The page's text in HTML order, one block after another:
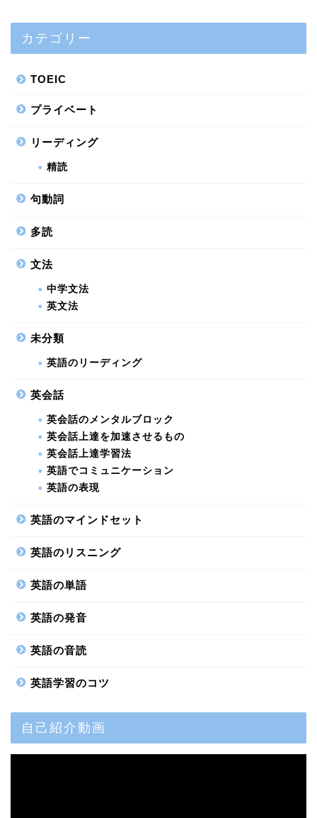
カテゴリー
TOEIC
プライベート
リーディング
精読
句動詞
多読
文法
中学文法
英文法
未分類
英語のリーディング
英会話
英会話のメンタルブロック
英会話上達を加速させるもの
英会話上達学習法
英語でコミュニケーション
英語の表現
英語のマインドセット
英語のリスニング
英語の単語
英語の発音
英語の音読
英語学習のコツ
自己紹介動画